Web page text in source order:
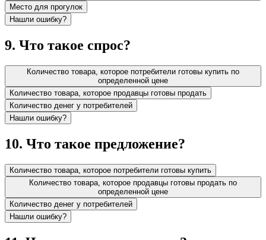
Место для прогулок
Нашли ошибку?
9. Что такое спрос?
Количество товара, которое потребители готовы купить по
определенной цене
Количество товара, которое продавцы готовы продать
Количество денег у потребителей
Нашли ошибку?
10. Что такое предложение?
Количество товара, которое потребители готовы купить
Количество товара, которое продавцы готовы продать по
определенной цене
Количество денег у потребителей
Нашли ошибку?